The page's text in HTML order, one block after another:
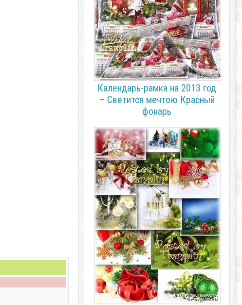
Календарь-рамка на 2013 год
– Светится мечтою Красный
фонарь